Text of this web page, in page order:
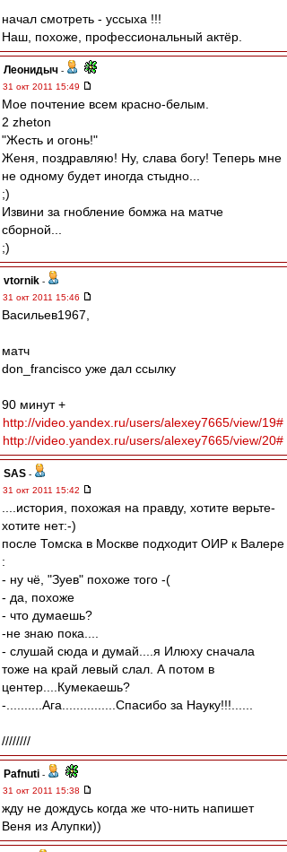
начал смотреть - уссыха !!!
Наш, похоже, профессиональный актёр.
Леонидыч -
31 окт 2011 15:49
Мое почтение всем красно-белым.
2 zheton
"Жесть и огонь!"
Женя, поздравляю! Ну, слава богу! Теперь мне
не одному будет иногда стыдно...
;)
Извини за гнобление бомжа на матче
сборной...
;)
vtornik -
31 окт 2011 15:46
Васильев1967,
матч
don_francisco уже дал ссылку
90 минут +
http://video.yandex.ru/users/alexey7665/view/19#
http://video.yandex.ru/users/alexey7665/view/20#
SAS -
31 окт 2011 15:42
....история, похожая на правду, хотите верьте-
хотите нет:-)
после Томска в Москве подходит ОИР к Валере
:
- ну чё, "Зуев" похоже того -(
- да, похоже
- что думаешь?
-не знаю пока....
- слушай сюда и думай....я Илюху сначала
тоже на край левый слал. А потом в
центер....Кумекаешь?
-..........Ага...............Спасибо за Науку!!!......
////////
Pafnuti -
31 окт 2011 15:38
жду не дождусь когда же что-нить напишет
Веня из Алупки))